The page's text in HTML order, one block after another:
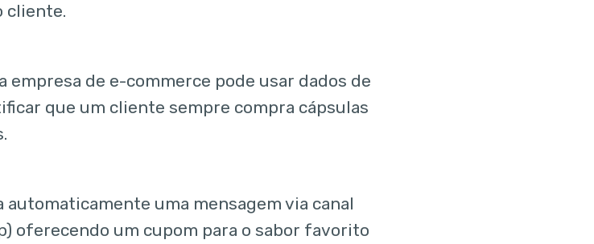
cliente.
empresa de e-commerce pode usar dados de
que um cliente sempre compra cápsulas
automaticamente uma mensagem via canal
oferecendo um cupom para o sabor favorito